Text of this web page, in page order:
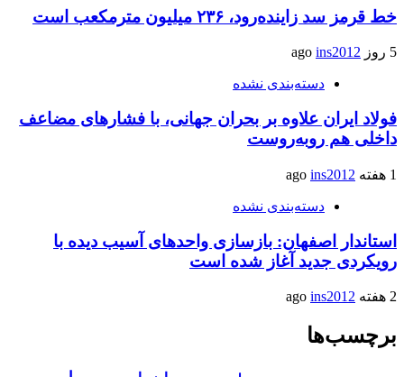
خط قرمز سد زاینده‌رود، ۲۳۶ میلیون مترمکعب است
5 روز ago ins2012
دسته‌بندی نشده
فولاد ایران علاوه بر بحران جهانی، با فشارهای مضاعف
داخلی هم روبه‌روست
1 هفته ago ins2012
دسته‌بندی نشده
استاندار اصفهان: بازسازی واحدهای آسیب دیده با
رویکردی جدید آغاز شده است
2 هفته ago ins2012
برچسب‌ها